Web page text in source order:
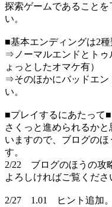
探索ゲームであること
い。
■基本エンディングは2種
⇒ノーマルエンドとトゥ
ょっとしたオマケ有）
⇒そのほかにバッドエン
い。
■プレイするにあたって■
さくっと進められるか
いますので、ブログの
す。
2/22 ブログのほうの攻
よろしければご覧くださ
2/27 1.01 ヒント追加。